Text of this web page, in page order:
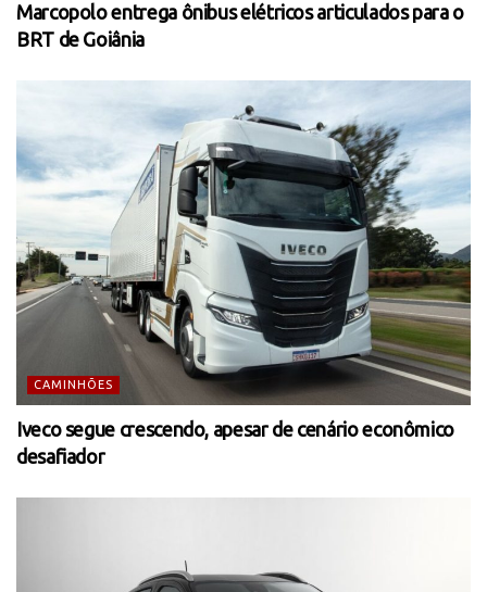
Marcopolo entrega ônibus elétricos articulados para o
BRT de Goiânia
CAMINHÕES
Iveco segue crescendo, apesar de cenário econômico
desafiador